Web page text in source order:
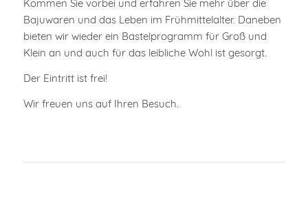
Kommen Sie vorbei und erfahren Sie mehr über die
Bajuwaren und das Leben im Frühmittelalter. Daneben
bieten wir wieder ein Bastelprogramm für Groß und
Klein an und auch für das leibliche Wohl ist gesorgt.
Der Eintritt ist frei!
Wir freuen uns auf Ihren Besuch.